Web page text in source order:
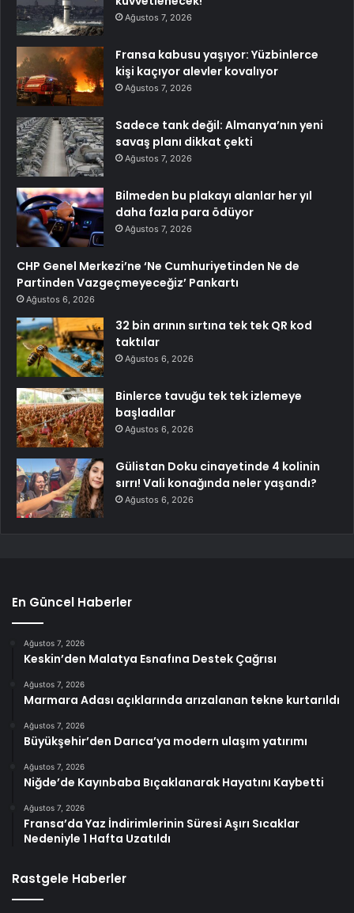
Ağustos 7, 2026
Fransa kabusu yaşıyor: Yüzbinlerce
kişi kaçıyor alevler kovalıyor
Ağustos 7, 2026
Sadece tank değil: Almanya’nın yeni
savaş planı dikkat çekti
Ağustos 7, 2026
Bilmeden bu plakayı alanlar her yıl
daha fazla para ödüyor
Ağustos 7, 2026
CHP Genel Merkezi’ne ‘Ne Cumhuriyetinden Ne de
Partinden Vazgeçmeyeceğiz’ Pankartı
Ağustos 6, 2026
32 bin arının sırtına tek tek QR kod
taktılar
Ağustos 6, 2026
Binlerce tavuğu tek tek izlemeye
başladılar
Ağustos 6, 2026
Gülistan Doku cinayetinde 4 kolinin
sırrı! Vali konağında neler yaşandı?
Ağustos 6, 2026
En Güncel Haberler
Ağustos 7, 2026
Keskin’den Malatya Esnafına Destek Çağrısı
Ağustos 7, 2026
Marmara Adası açıklarında arızalanan tekne kurtarıldı
Ağustos 7, 2026
Büyükşehir’den Darıca’ya modern ulaşım yatırımı
Ağustos 7, 2026
Niğde’de Kayınbaba Bıçaklanarak Hayatını Kaybetti
Ağustos 7, 2026
Fransa’da Yaz İndirimlerinin Süresi Aşırı Sıcaklar
Nedeniyle 1 Hafta Uzatıldı
Rastgele Haberler